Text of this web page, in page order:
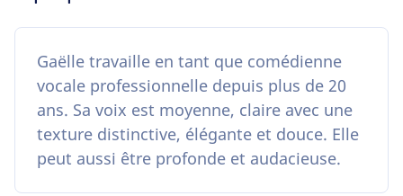
Gaëlle travaille en tant que comédienne
vocale professionnelle depuis plus de 20
ans. Sa voix est moyenne, claire avec une
texture distinctive, élégante et douce. Elle
peut aussi être profonde et audacieuse.